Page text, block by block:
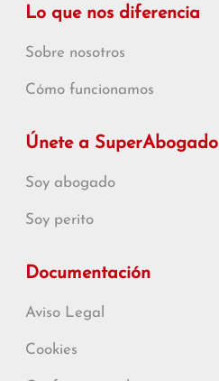
Lo que nos diferencia
Sobre nosotros
Cómo funcionamos
Únete a SuperAbogado
Soy abogado
Soy perito
Documentación
Aviso Legal
Cookies